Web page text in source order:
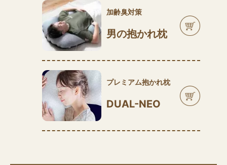
加齢臭対策
男の抱かれ枕
プレミアム抱かれ枕
DUAL-NEO